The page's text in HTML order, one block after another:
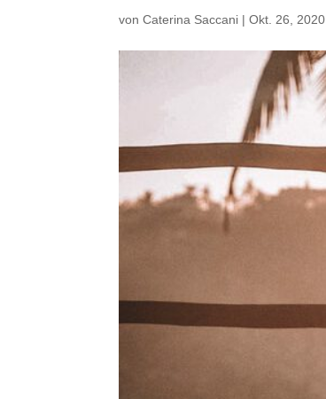
vonCaterina Saccani |Okt. 26, 2020